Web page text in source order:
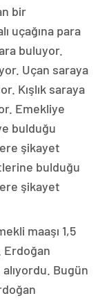
bir
uçağına para
buluyor.
Uçan saraya
Kışlık saraya
Emekliye
bulduğu
şikayet
bulduğu
şikayet
maaşı 1,5
Bugün